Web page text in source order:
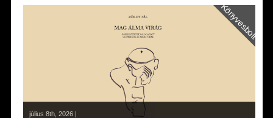
Könyvesbolt
július 8th, 2026 |